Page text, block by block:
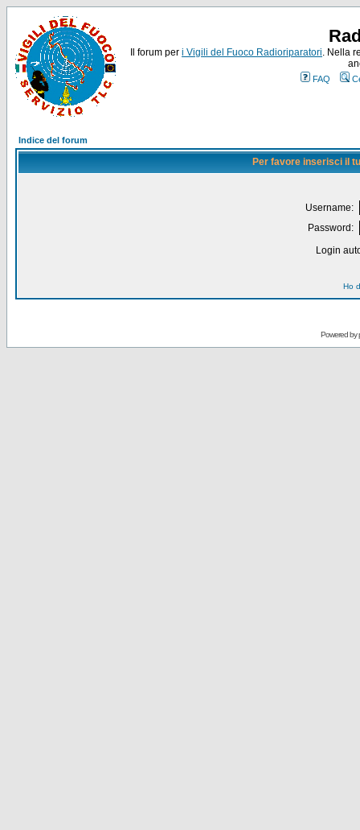
Il forum per i Vigili del Fuoco Radioriparatori. Nella
FAQ
Indice del forum
Per favore inserisci il
Username:
Password:
Login
Ho
Powered by